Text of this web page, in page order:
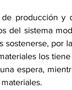
producción y
del sistema
sostenerse, por
los
espera,